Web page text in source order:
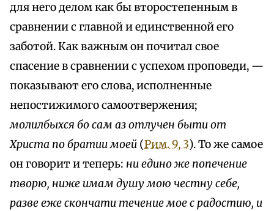
для него делом как бы второстепенным в
сравнении с главной и единственной его
заботой. Как важным он почитал свое
спасение в сравнении с успехом проповеди, —
показывают его слова, исполненные
непостижимого самоотвержения;
молилбыхся бо сам аз отлучен быти от
Христа по братии моей (Рим. 9, 3). То же самое
он говорит и теперь: ни едино же попечение
творю, ниже имам душу мою честну себе,
разве еже скончати течение мое с радостию, и